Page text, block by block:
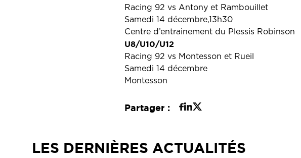
Racing 92 vs Antony et Rambouillet
Samedi 14 décembre,13h30
Centre d’entrainement du Plessis Robinson
U8/U10/U12
Racing 92 vs Montesson et Rueil
Samedi 14 décembre
Montesson
Partager :
LES DERNIÈRES ACTUALITÉS